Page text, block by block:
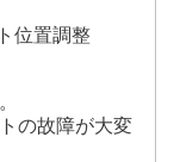
位置調整
の故障が大変